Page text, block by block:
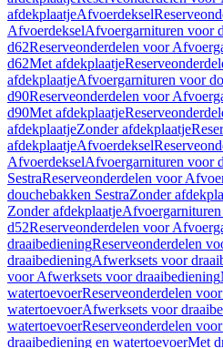
afdekplaatjeAfvoerdeksel
AfvoerdekselAfvoergarnituren voor
d62Reserveonderdelen voor
d62Met afdekplaatje
afdekplaatjeAfvoergarnituren voor
d90Reserveonderdelen voor
d90Met afdekplaatje
afdekplaatjeZonder afdekplaatje
afdekplaatjeAfvoerdeksel
AfvoerdekselAfvoergarnituren voor
SestraReserveonderdelen voor
douchebakken SestraZonder
Zonder afdekplaatje
d52Reserveonderdelen voor
draaibedieningReserveonderdelen
draaibedieningAfwerksets voor
voor Afwerksets voor draaibediening
watertoevoerReserveonderdelen
watertoevoerAfwerksets voor
watertoevoerReserveonderdelen
draaibediening en watertoevoerMet